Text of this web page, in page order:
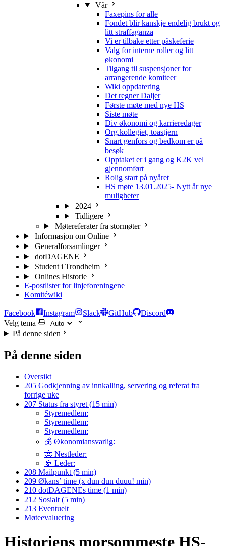
Vår
Faxepins for alle
Fondet blir kanskje endelig brukt og
litt straffaganza
Vi er tilbake etter påskeferie
Valg for interne roller og litt
økonomi
Tilgang til suspensjoner for
arrangerende komiteer
Wiki oppdatering
Det regner Daljer
Første møte med nye HS
Siste møte
Div økonomi og karrieredager
Org.kollegiet, toastjern
Snart genfors og bedkom er på
besøk
Opptaket er i gang og K2K vel
gjennomført
Rolig start på nyåret
HS møte 13.01.2025- Nytt år nye
muligheter
2024
Tidligere
Møtereferater fra stormøter
Informasjon om Online
Generalforsamlinger
dotDAGENE
Student i Trondheim
Onlines Historie
E-postlister for linjeforeningene
Komitéwiki
Facebook Instagram Slack GitHub
Discord
Velg tema
På denne siden
På denne siden
Oversikt
205 Godkjenning av innkalling, servering og referat fra
forrige uke
207 Status fra styret (15 min)
Styremedlem:
Styremedlem:
Styremedlem:
💰 Økonomiansvarlig:
🤠 Nestleder:
👲 Leder:
208 Mailpunkt (5 min)
209 Økans’ time (x dun dun duuu! min)
210 dotDAGENEs time (1 min)
212 Sosialt (5 min)
213 Eventuelt
Møteevaluering
Historiens morsommeste HS-